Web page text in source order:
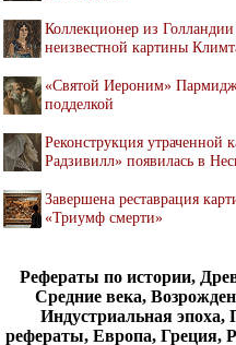
Коллекционер из
неизвестной картины
«Святой Иероним»
подделкой
Реконструкция утраченной
Радзивилл» появилась в
Завершена реставрация
«Триумф смерти»
Рефераты по истории,
Средние века,
Индустриальная эпоха,
рефераты, Европа, Греция,